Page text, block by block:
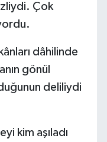
Çok
dâhilinde
gönül
deliliydi
kim aşıladı